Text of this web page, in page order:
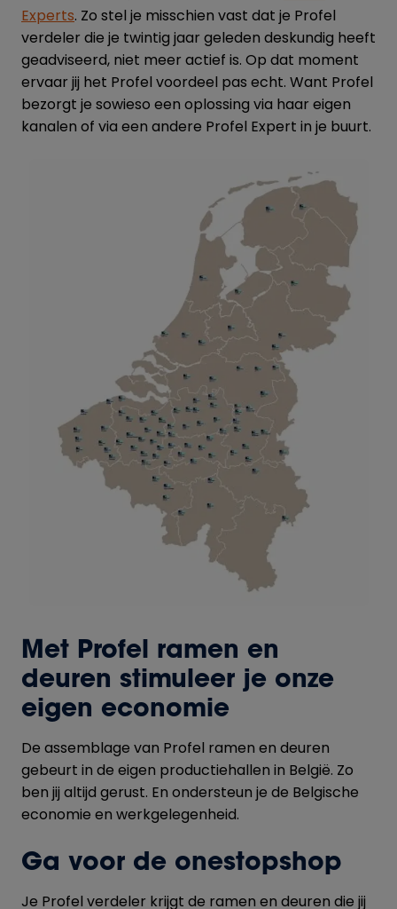
Experts. Zo stel je misschien vast dat je Profel
verdeler die je twintig jaar geleden deskundig heeft
geadviseerd, niet meer actief is. Op dat moment
ervaar jij het Profel voordeel pas echt. Want Profel
bezorgt je sowieso een oplossing via haar eigen
kanalen of via een andere Profel Expert in je buurt.
Met Profel ramen en
deuren stimuleer je onze
eigen economie
De assemblage van Profel ramen en deuren
gebeurt in de eigen productiehallen in België. Zo
ben jij altijd gerust. En ondersteun je de Belgische
economie en werkgelegenheid.
Ga voor de onestopshop
Je Profel verdeler krijgt de ramen en deuren die jij